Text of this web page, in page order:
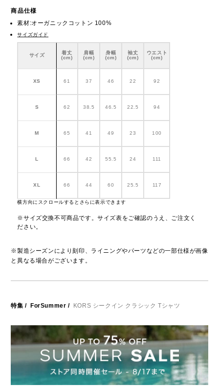
商品仕様
素材:オーガニックコットン 100%
サイズガイド
サイズ
着丈
(cm)
肩幅
(cm)
身幅
(cm)
袖丈
(cm)
ウエスト
(cm)
XS 61 37 46 22 92
S 62 38.5 46.5 22.5 94
M 65 41 49 23 100
L 66 42 55.5 24 111
XL 66 44 60 25.5 117
横方向にスクロールするとさらに表示できます
※サイズ交換不可商品です。サイズ表をご確認のうえ、ご注文く
ださい。
※製造シーズンにより刻印、ライニングやパーツなどの一部仕様が画像
と異なる場合がございます。
特集 / ForSummer / KORS シークイン クラシック Tシャツ